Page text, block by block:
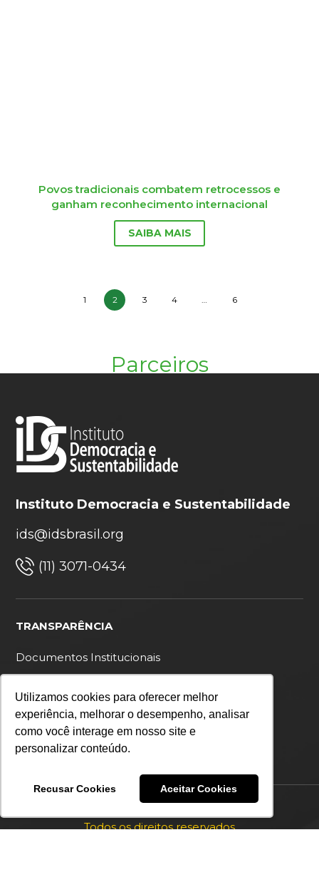
Utilizamos cookies para oferecer melhor
experiência, melhorar o desempenho, analisar
como você interage em nosso site e
personalizar conteúdo.
Recusar Cookies Aceitar Cookies
Povos tradicionais combatem retrocessos e
ganham reconhecimento internacional
SAIBA MAIS
1 2 3 4 … 6
Parceiros
Instituto Democracia e Sustentabilidade
ids@idsbrasil.org
(11) 3071-0434
TRANSPARÊNCIA
Documentos Institucionais
Política de privacidade
Todos os direitos reservados